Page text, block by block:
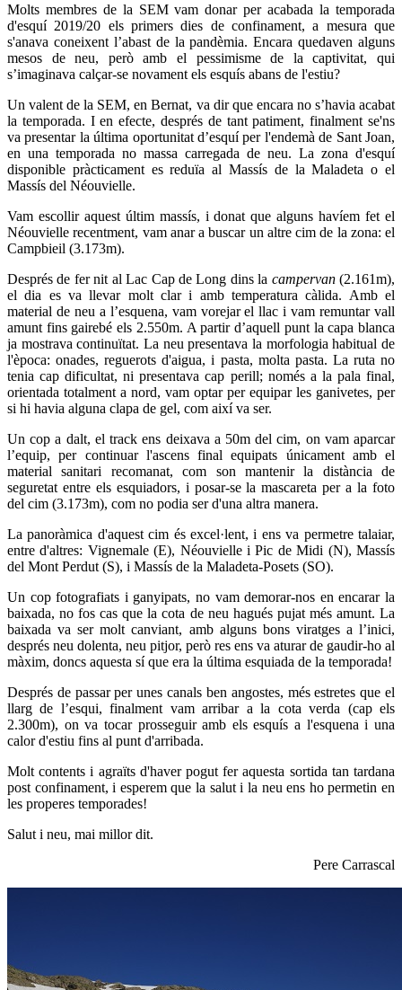
Molts membres de la SEM vam donar per acabada la temporada
d'esquí 2019/20 els primers dies de confinament, a mesura que
s'anava coneixent l’abast de la pandèmia. Encara quedaven alguns
mesos de neu, però amb el pessimisme de la captivitat, qui
s’imaginava calçar-se novament els esquís abans de l'estiu?
Un valent de la SEM, en Bernat, va dir que encara no s’havia acabat
la temporada. I en efecte, després de tant patiment, finalment se'ns
va presentar la última oportunitat d’esquí per l'endemà de Sant Joan,
en una temporada no massa carregada de neu. La zona d'esquí
disponible pràcticament es reduïa al Massís de la Maladeta o el
Massís del Néouvielle.
Vam escollir aquest últim massís, i donat que alguns havíem fet el
Néouvielle recentment, vam anar a buscar un altre cim de la zona: el
Campbieil (3.173m).
Després de fer nit al Lac Cap de Long dins la campervan(2.161m),
el dia es va llevar molt clar i amb temperatura càlida. Amb el
material de neu a l’esquena, vam vorejar el llac i vam remuntar vall
amunt fins gairebé els 2.550m. A partir d’aquell punt la capa blanca
ja mostrava continuïtat. La neu presentava la morfologia habitual de
l'època: onades, reguerots d'aigua, i pasta, molta pasta. La ruta no
tenia cap dificultat, ni presentava cap perill; només a la pala final,
orientada totalment a nord, vam optar per equipar les ganivetes, per
si hi havia alguna clapa de gel, com així va ser.
Un cop a dalt, el track ens deixava a 50m del cim, on vam aparcar
l’equip, per continuar l'ascens final equipats únicament amb el
material sanitari recomanat, com son mantenir la distància de
seguretat entre els esquiadors, i posar-se la mascareta per a la foto
del cim (3.173m), com no podia ser d'una altra manera.
La panoràmica d'aquest cim és excel·lent, i ens va permetre talaiar,
entre d'altres: Vignemale (E), Néouvielle i Pic de Midi (N), Massís
del Mont Perdut (S), i Massís de la Maladeta-Posets (SO).
Un cop fotografiats i ganyipats, no vam demorar-nos en encarar la
baixada, no fos cas que la cota de neu hagués pujat més amunt. La
baixada va ser molt canviant, amb alguns bons viratges a l’inici,
després neu dolenta, neu pitjor, però res ens va aturar de gaudir-ho al
màxim, doncs aquesta sí que era la última esquiada de la temporada!
Després de passar per unes canals ben angostes, més estretes que el
llarg de l’esqui, finalment vam arribar a la cota verda (cap els
2.300m), on va tocar prosseguir amb els esquís a l'esquena i una
calor d'estiu fins al punt d'arribada.
Molt contents i agraïts d'haver pogut fer aquesta sortida tan tardana
post confinament, i esperem que la salut i la neu ens ho permetin en
les properes temporades!
Salut i neu, mai millor dit.
Pere Carrascal